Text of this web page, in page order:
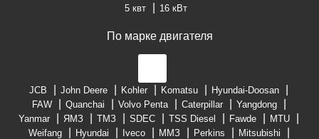
5 квт
16 кВт
По марке двигателя
JCB John Deere Kohler Komatsu
Hyundai-Doosan
FAW
Quanchai Volvo Penta Caterpillar
Yangdong
Yanmar
ЯМЗ ТМЗ SDEC TSS Diesel Fawde
MTU
Weifang
Hyundai Iveco ММЗ Perkins
Mitsubishi